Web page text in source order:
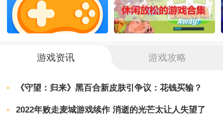
1、操作简单，游戏过程疯狂
2、任何时候要崩溃，一定要保持冷静哦
能很快的上手，每个关卡中有很多的石头，玩家需
游戏资讯 游戏攻略
《守望：归来》黑百合新皮肤引争议：花钱买输？
2022年败走麦城游戏续作 消逝的光芒太让人失望了